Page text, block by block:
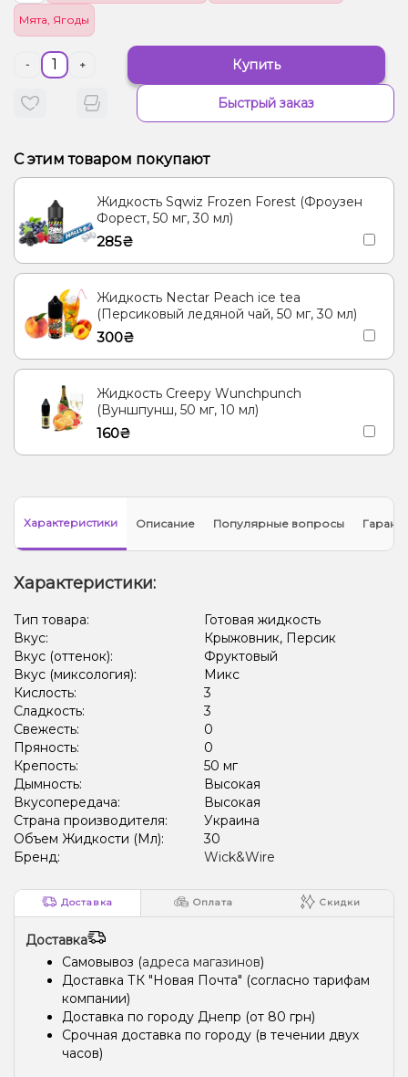
Мята, Ягоды
- + Купить
Быстрый заказ
С этим товаром покупают
Жидкость Sqwiz Frozen Forest (Фроузен
Форест, 50 мг, 30 мл)
285₴
Жидкость Nectar Peach ice tea
(Персиковый ледяной чай, 50 мг, 30 мл)
300₴
Жидкость Creepy Wunchpunch
(Вуншпунш, 50 мг, 10 мл)
160₴
Характеристики Описание Популярные вопросы
Характеристики:
Тип товара:
Готовая жидкость
Вкус:
Крыжовник, Персик
Вкус (оттенок):
Фруктовый
Вкус (миксология):
Микс
Кислость:
3
Сладкость:
3
Свежесть:
0
Пряность:
0
Крепость:
50 мг
Дымность:
Высокая
Вкусопередача:
Высокая
Страна производителя:
Украина
Объем Жидкости (Мл):
30
Бренд:
Wick&Wire
Доставка Оплата Скидки
Доставка
Самовывоз (адреса магазинов)
Доставка ТК "Новая Почта" (согласно тарифам
компании)
Доставка по городу Днепр (от 80 грн)
Срочная доставка по городу (в течении двух
часов)